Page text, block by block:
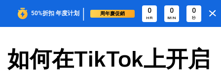
50%折扣 年度计划 | 周年慶促銷 0
HR
0
MIN
0
秒
如何在TikTok上开启